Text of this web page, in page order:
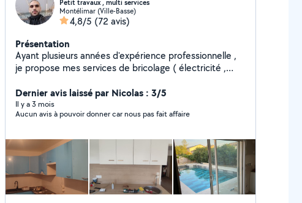
Petit travaux , multi services
Montélimar (Ville-Basse)
4,8/5 (72 avis)
Présentation
Ayant plusieurs années d'expérience professionnelle ,
je propose mes services de bricolage ( électricité ,
fenêtre aluminium , .... ect ) déplacement gratuit . Me
contacte pv
Dernier avis laissé par Nicolas : 3/5
Il y a 3 mois
Aucun avis à pouvoir donner car nous pas fait affaire